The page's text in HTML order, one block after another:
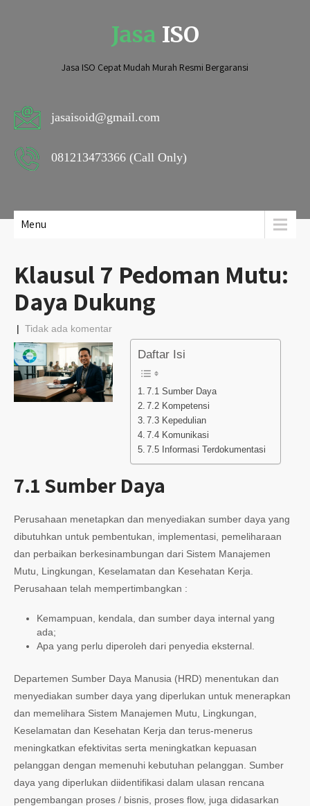
Jasa ISO
Jasa ISO Cepat Mudah Murah Resmi Bergaransi
jasaisoid@gmail.com
081213473366 (Call Only)
Menu
Klausul 7 Pedoman Mutu:
Daya Dukung
| Tidak ada komentar
Daftar Isi
7.1 Sumber Daya
7.2 Kompetensi
7.3 Kepedulian
7.4 Komunikasi
7.5 Informasi Terdokumentasi
7.1 Sumber Daya
Perusahaan menetapkan dan menyediakan sumber daya yang
dibutuhkan untuk pembentukan, implementasi, pemeliharaan
dan perbaikan berkesinambungan dari Sistem Manajemen
Mutu, Lingkungan, Keselamatan dan Kesehatan Kerja.
Perusahaan telah mempertimbangkan :
Kemampuan, kendala, dan sumber daya internal yang
ada;
Apa yang perlu diperoleh dari penyedia eksternal.
Departemen Sumber Daya Manusia (HRD) menentukan dan
menyediakan sumber daya yang diperlukan untuk menerapkan
dan memelihara Sistem Manajemen Mutu, Lingkungan,
Keselamatan dan Kesehatan Kerja dan terus-menerus
meningkatkan efektivitas serta meningkatkan kepuasan
pelanggan dengan memenuhi kebutuhan pelanggan. Sumber
daya yang diperlukan diidentifikasi dalam ulasan rencana
pengembangan proses / bisnis, proses flow, juga didasarkan